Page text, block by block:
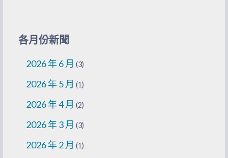
各月份新聞
2026 年 6 月 (3)
2026 年 5 月 (1)
2026 年 4 月 (2)
2026 年 3 月 (3)
2026 年 2 月 (1)